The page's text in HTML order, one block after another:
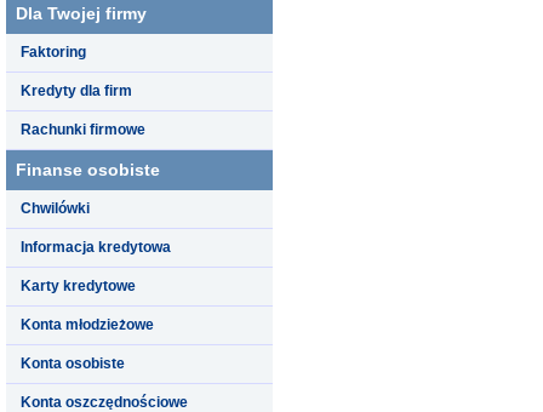
Dla Twojej firmy
Faktoring
Kredyty dla firm
Rachunki firmowe
Finanse osobiste
Chwilówki
Informacja kredytowa
Karty kredytowe
Konta młodzieżowe
Konta osobiste
Konta oszczędnościowe